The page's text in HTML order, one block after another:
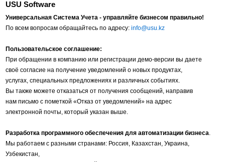
USU Software
Универсальная Система Учета - управляйте бизнесом правильно!
По всем вопросам обращайтесь по адресу:info@usu.kz
Пользовательское соглашение:
При обращении в компанию или регистрации демо-версии вы даете
своё согласие на получение уведомлений о новых продуктах,
услугах, специальных предложениях и различных событиях.
Вы также можете отказаться от получения сообщений, направив
нам письмо с пометкой «Отказ от уведомлений» на адрес
электронной почты, который указан выше.
Разработка программного обеспечения для автоматизации бизнеса.
Мы работаем с разными странами: Россия, Казахстан, Украина,
Узбекистан,